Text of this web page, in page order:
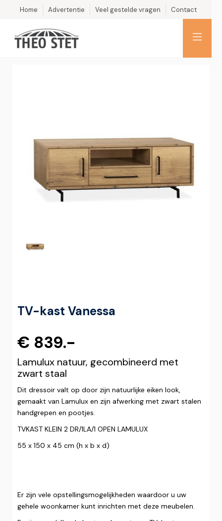
Home Advertentie Veel gestelde vragen Contact
TV-kast Vanessa
€ 839.-
Lamulux natuur, gecombineerd met
zwart staal
Dit dressoir valt op door zijn natuurlijke eiken look,
gemaakt van Lamulux en zijn afwerking met zwart stalen
handgrepen en pootjes.
TVKAST KLEIN 2 DR/1LA/1 OPEN LAMULUX
55 x 150 x 45 cm (h x b x d)
Er zijn vele opstellingsmogelijkheden waardoor u uw
gehele woonkamer kunt inrichten met deze meubelen.